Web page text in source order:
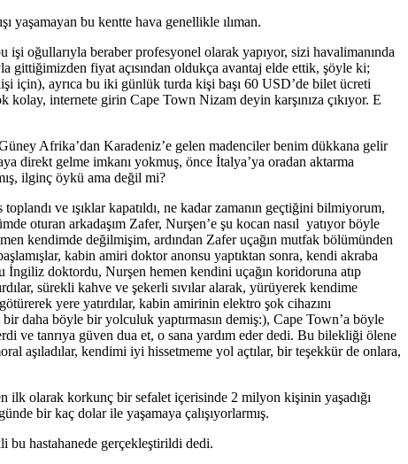
yaşamayan bu kentte hava genellikle ılıman.
oğullarıyla beraber profesyonel olarak yapıyor, sizi havalimanında
gittiğimizden fiyat açısından oldukça avantaj elde ettik, şöyle ki;
ayrıca bu iki günlük turda kişi başı 60 USD’de bilet ücreti
internete girin Cape Town Nizam deyin karşınıza çıkıyor. E
Afrika’dan Karadeniz’e gelen madenciler benim dükkana gelir
direkt gelme imkanı yokmuş, önce İtalya’ya oradan aktarma
ilginç öykü ama değil mi?
ve ışıklar kapatıldı, ne kadar zamanın geçtiğini bilmiyorum,
oturan arkadaşım Zafer, Nurşen’e şu kocan nasıl yatıyor böyle
kendimde değilmişim, ardından Zafer uçağın mutfak bölümünden
kabin amiri doktor anonsu yaptıktan sonra, kendi akraba
İngiliz doktordu, Nurşen hemen kendini uçağın koridoruna atıp
sürekli kahve ve şekerli sıvılar alarak, yürüyerek kendime
yere yatırdılar, kabin amirinin elektro şok cihazını
daha böyle bir yolculuk yaptırmasın demiş:), Cape Town’a böyle
ve tanrıya güven dua et, o sana yardım eder dedi. Bu bilekliği ölene
aşıladılar, kendimi iyi hissetmeme yol açtılar, bir teşekkür de onlara,
ilk olarak korkunç bir sefalet içerisinde 2 milyon kişinin yaşadığı
bir kaç dolar ile yaşamaya çalışıyorlarmış.
bu hastahanede gerçekleştirildi dedi.